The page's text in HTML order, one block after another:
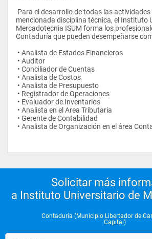
mencionada disciplina técnica, el Instituto
Mercadotecnia ISUM forma los
Contaduría que pueden desempeñarse
• Analista de Estados Financieros
• Auditor
• Conciliador de Cuentas
• Analista de Costos
• Analista de Presupuesto
• Registrador de Operaciones
• Evaluador de Inventarios
• Analista en el Area Tributaria
• Gerente de Contabilidad
• Analista de Organización en el área
Solicitar más
a Instituto Universitario de
Contaduría (Municipio Libertador de
Capital)